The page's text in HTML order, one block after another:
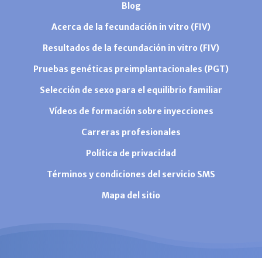
Blog
Acerca de la fecundación in vitro (FIV)
Resultados de la fecundación in vitro (FIV)
Pruebas genéticas preimplantacionales (PGT)
Selección de sexo para el equilibrio familiar
Vídeos de formación sobre inyecciones
Carreras profesionales
Política de privacidad
Términos y condiciones del servicio SMS
Mapa del sitio